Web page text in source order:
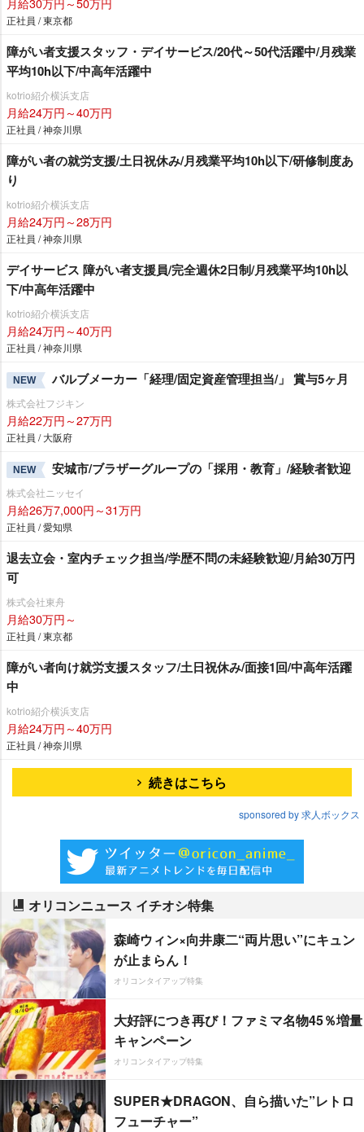
正社員 / 東京都
障がい者支援スタッフ・デイサービス/20代～50代活躍中/月残業
平均10h以下/中高年活躍中
kotrio紹介横浜支店
月給24万円～40万円
正社員 / 神奈川県
障がい者の就労支援/土日祝休み/月残業平均10h以下/研修制度あ
り
kotrio紹介横浜支店
月給24万円～28万円
正社員 / 神奈川県
デイサービス 障がい者支援員/完全週休2日制/月残業平均10h以
下/中高年活躍中
kotrio紹介横浜支店
月給24万円～40万円
正社員 / 神奈川県
NEW バルブメーカー「経理/固定資産管理担当/」 賞与5ヶ月
株式会社フジキン
月給22万円～27万円
正社員 / 大阪府
NEW 安城市/ブラザーグループの「採用・教育」/経験者歓迎
株式会社ニッセイ
月給26万7,000円～31万円
正社員 / 愛知県
退去立会・室内チェック担当/学歴不問の未経験歓迎/月給30万円
可
株式会社東舟
月給30万円～
正社員 / 東京都
障がい者向け就労支援スタッフ/土日祝休み/面接1回/中高年活躍
中
kotrio紹介横浜支店
月給24万円～40万円
正社員 / 神奈川県
続きはこちら
sponsored by 求人ボックス
オリコンニュース イチオシ特集
森崎ウィン×向井康二“両片思い”にキュン
が止まらん！
オリコンタイアップ特集
大好評につき再び！ファミマ名物45％増量
キャンペーン
オリコンタイアップ特集
SUPER★DRAGON、自ら描いた”レトロ
フューチャー”